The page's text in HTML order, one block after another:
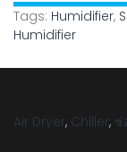
Tags: Humidifier,
Humidifier
Air Dryer, Chiller, ซ่